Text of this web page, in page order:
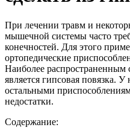
При лечении травм и
мышечной системы часто
конечностей. Для этого
ортопедические
Наиболее распространенным
является гипсовая повязка.
остальными
недостатки.
Содержание: